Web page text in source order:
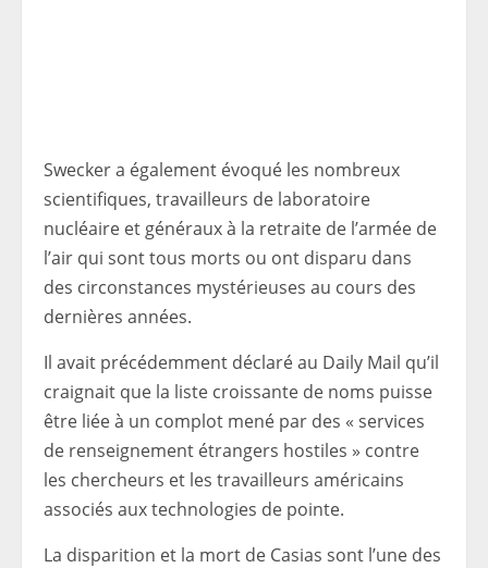
Swecker a également évoqué les nombreux
scientifiques, travailleurs de laboratoire
nucléaire et généraux à la retraite de l’armée de
l’air qui sont tous morts ou ont disparu dans
des circonstances mystérieuses au cours des
dernières années.
Il avait précédemment déclaré au Daily Mail qu’il
craignait que la liste croissante de noms puisse
être liée à un complot mené par des « services
de renseignement étrangers hostiles » contre
les chercheurs et les travailleurs américains
associés aux technologies de pointe.
La disparition et la mort de Casias sont l’une des